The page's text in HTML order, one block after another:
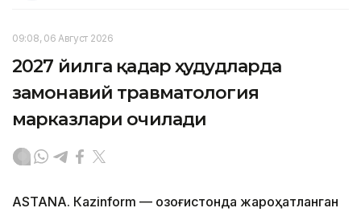
09:08, 06 Август 2026
2027 йилга қадар ҳудудларда
замонавий травматология
марказлари очилади
ASTANА. Кazinform — Қозоғистонда жароҳатланган